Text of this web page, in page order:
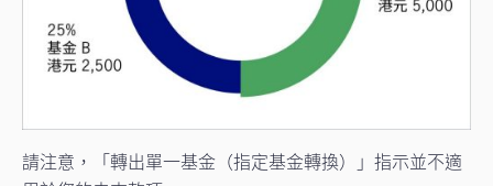
請注意，「轉出單一基金（指定基金轉換）」指示並不適